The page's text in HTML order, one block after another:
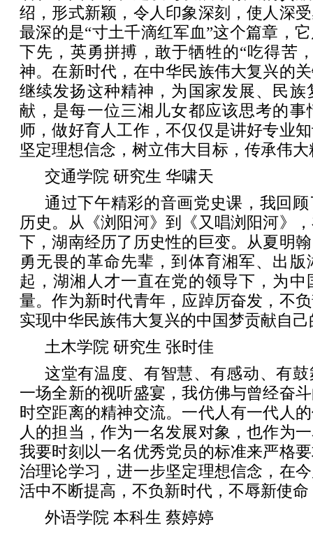
绍，形式新颖，令人印象深刻，使人深
最深的是“寸土千滴红军血”这个篇章，
下先，英勇拼搏，敢于牺牲的“吃得苦
神。在新时代，在中华民族伟大复兴的
继续发扬这种精神，为国家发展、民族
献，是每一位三湘儿女都应该思考的事
师，做好育人工作，不仅仅是讲好专业
坚定理想信念，树立伟大目标，传承伟
交通学院 研究生 华啸天
通过下午精彩的音画党史课，我回
历史。从《浏阳河》到《又唱浏阳河》
下，湖南经历了历史性的巨变。从夏明
勇无畏的革命先辈，到体育湘军、出
起，湖湘人才一直在党的领导下，为中
量。作为新时代青年，应踔厉奋发，不
实现中华民族伟大复兴的中国梦贡献自
土木学院 研究生 张时佳
这堂有温度、有智慧、有感动、有
一场全新的视听盛宴，我仿佛与曾经奋
时空距离的精神交流。一代人有一代人
人的担当，作为一名发展对象，也作为
我要时刻以一名优秀党员的标准来严格
治理论学习，进一步坚定理想信念，在
活中不断提高，不负新时代，不辱新使命
外语学院 本科生 蔡婷婷